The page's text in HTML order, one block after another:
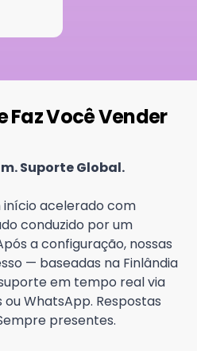
Você Vender
Suporte Global.
início acelerado com
conduzido por um
a configuração, nossas
— baseadas na Finlândia
em tempo real via
WhatsApp. Respostas
presentes.